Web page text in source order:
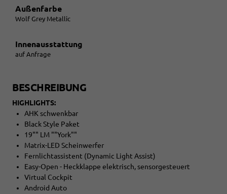
Außenfarbe
Wolf Grey Metallic
Innenausstattung
auf Anfrage
BESCHREIBUNG
HIGHLIGHTS:
AHK schwenkbar
Black Style Paket
19"" LM ""York""
Matrix-LED Scheinwerfer
Fernlichtassistent (Dynamic Light Assist)
Easy-Open - Heckklappe elektrisch, sensorgesteuert
Virtual Cockpit
Android Auto